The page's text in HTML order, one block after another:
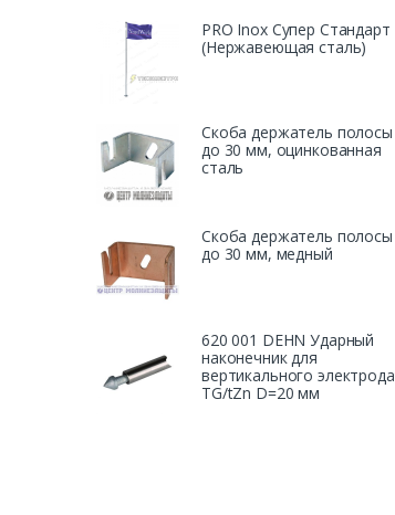
PRO Inox Супер Стандарт
(Нержавеющая сталь)
Скоба держатель полосы
до 30 мм, оцинкованная
сталь
Скоба держатель полосы
до 30 мм, медный
620 001 DEHN Ударный
наконечник для
вертикального электрода
TG/tZn D=20 мм